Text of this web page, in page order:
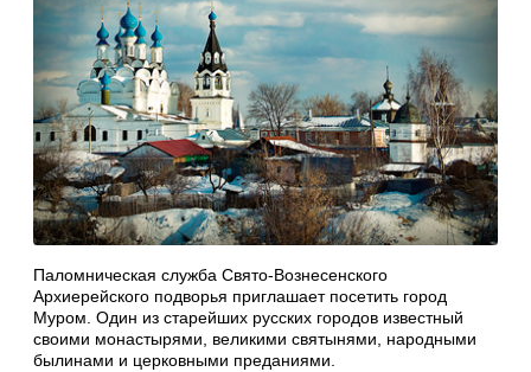
Паломническая служба Свято-Вознесенского
Архиерейского подворья приглашает посетить город
Муром. Один из старейших русских городов известный
своими монастырями, великими святынями, народными
былинами и церковными преданиями.